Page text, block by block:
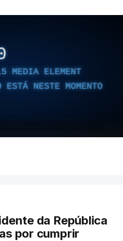
MEDIA ELEMENT
ESTÁ NESTE MOMENTO
da República
por cumprir